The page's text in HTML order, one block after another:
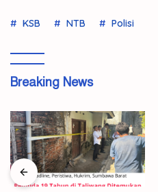
KSB NTB Polisi
Breaking News